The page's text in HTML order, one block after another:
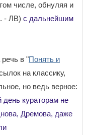
числе, обнуляя и
- ЛВ) с дальнейшим
в "Понять и
на классику,
но ведь верное:
день кураторам не
Дремова, даже